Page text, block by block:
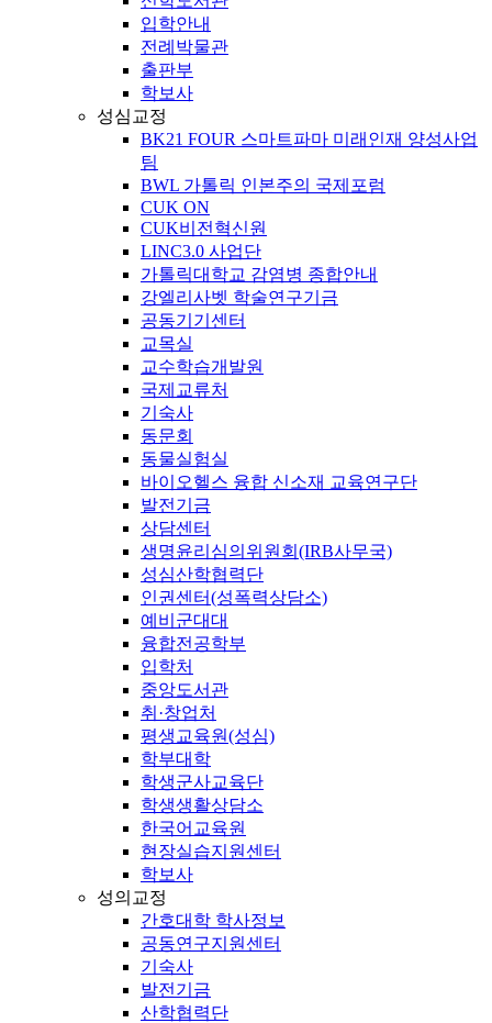
입학안내
전례박물관
출판부
학보사
성심교정
BK21 FOUR 스마트파마 미래인재 양성사업
팀
BWL 가톨릭 인본주의 국제포럼
CUK ON
CUK비전혁신원
LINC3.0 사업단
가톨릭대학교 감염병 종합안내
강엘리사벳 학술연구기금
공동기기센터
교목실
교수학습개발원
국제교류처
기숙사
동문회
동물실험실
바이오헬스 융합 신소재 교육연구단
발전기금
상담센터
생명윤리심의위원회(IRB사무국)
성심산학협력단
인권센터(성폭력상담소)
예비군대대
융합전공학부
입학처
중앙도서관
취·창업처
평생교육원(성심)
학부대학
학생군사교육단
학생생활상담소
한국어교육원
현장실습지원센터
학보사
성의교정
간호대학 학사정보
공동연구지원센터
기숙사
발전기금
산학협력단